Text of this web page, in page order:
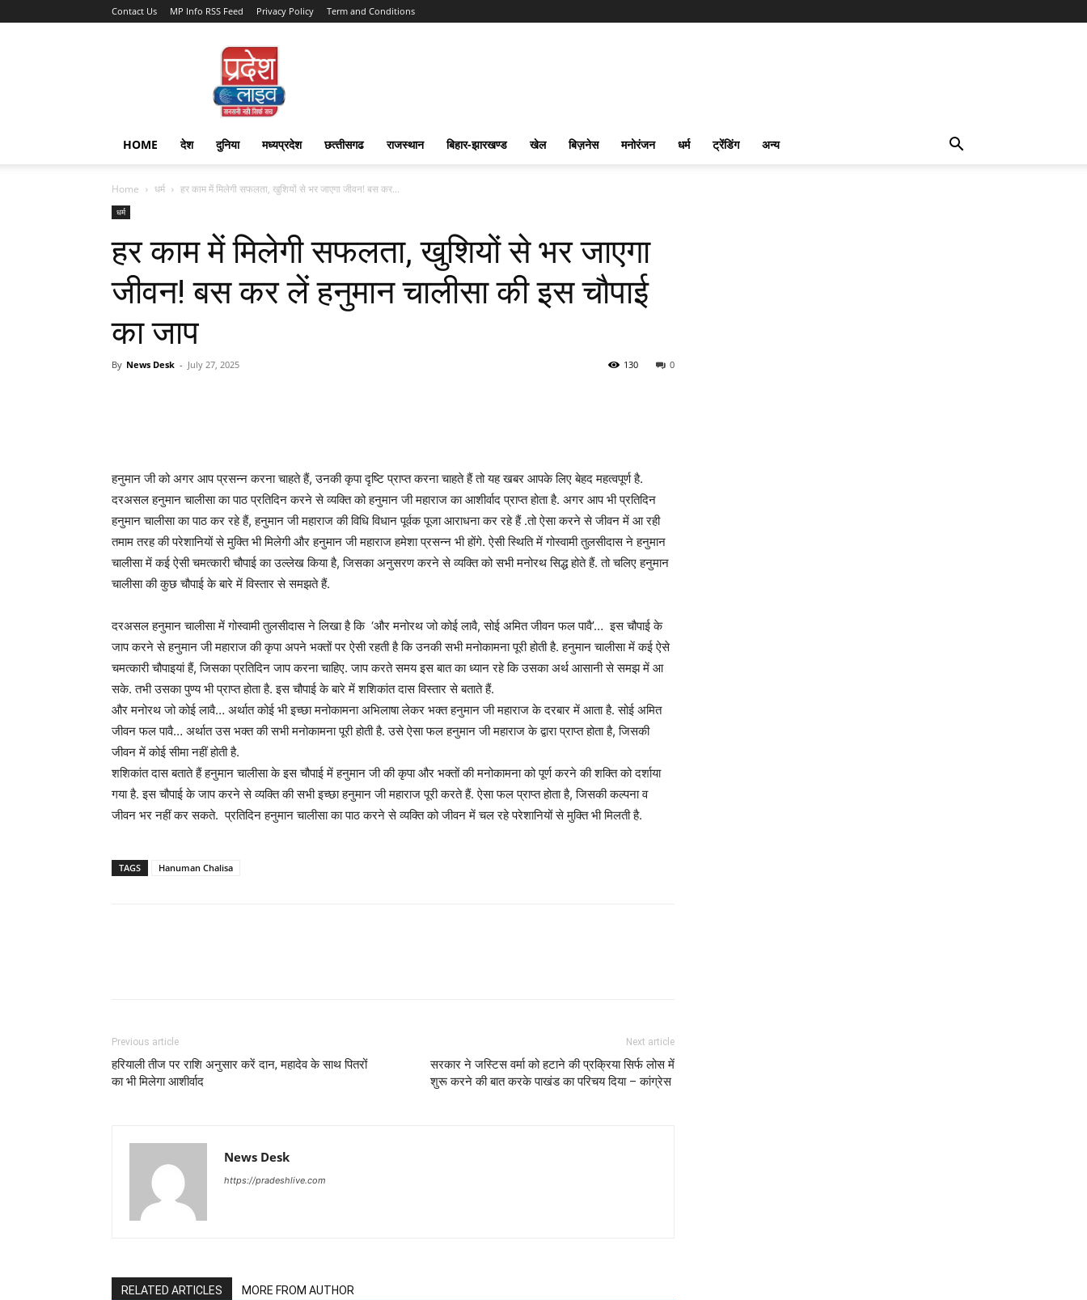
Contact Us MP Info RSS Feed Privacy Policy Term and Conditions
Pradesh
Live
HOME देश दुनिया मध्यप्रदेश छत्‍तीसगढ राजस्‍थान बिहार-झारखण्‍ड खेल बिज़नेस मनोरंजन धर्म ट्रेंडिंग अन्य
Home धर्म हर काम में मिलेगी सफलता, खुशियों से भर जाएगा जीवन! बस कर...
धर्म
हर काम में मिलेगी सफलता, खुशियों से भर जाएगा
जीवन! बस कर लें हनुमान चालीसा की इस चौपाई
का जाप
By News Desk - July 27, 2025 0
130
हनुमान जी को अगर आप प्रसन्न करना चाहते हैं, उनकी कृपा दृष्टि प्राप्त करना चाहते हैं तो यह खबर आपके लिए बेहद महत्वपूर्ण है.
दरअसल हनुमान चालीसा का पाठ प्रतिदिन करने से व्यक्ति को हनुमान जी महाराज का आशीर्वाद प्राप्त होता है. अगर आप भी प्रतिदिन
हनुमान चालीसा का पाठ कर रहे हैं, हनुमान जी महाराज की विधि विधान पूर्वक पूजा आराधना कर रहे हैं .तो ऐसा करने से जीवन में आ रही
तमाम तरह की परेशानियों से मुक्ति भी मिलेगी और हनुमान जी महाराज हमेशा प्रसन्न भी होंगे. ऐसी स्थिति में गोस्वामी तुलसीदास ने हनुमान
चालीसा में कई ऐसी चमत्कारी चौपाई का उल्लेख किया है, जिसका अनुसरण करने से व्यक्ति को सभी मनोरथ सिद्ध होते हैं. तो चलिए हनुमान
चालीसा की कुछ चौपाई के बारे में विस्तार से समझते हैं.
दरअसल हनुमान चालीसा में गोस्वामी तुलसीदास ने लिखा है कि ‘और मनोरथ जो कोई लावै, सोई अमित जीवन फल पावै’… इस चौपाई के
जाप करने से हनुमान जी महाराज की कृपा अपने भक्तों पर ऐसी रहती है कि उनकी सभी मनोकामना पूरी होती है. हनुमान चालीसा में कई ऐसे
चमत्कारी चौपाइयां हैं, जिसका प्रतिदिन जाप करना चाहिए. जाप करते समय इस बात का ध्यान रहे कि उसका अर्थ आसानी से समझ में आ
सके. तभी उसका पुण्य भी प्राप्त होता है. इस चौपाई के बारे में शशिकांत दास विस्तार से बताते हैं.
और मनोरथ जो कोई लावै… अर्थात कोई भी इच्छा मनोकामना अभिलाषा लेकर भक्त हनुमान जी महाराज के दरबार में आता है. सोई अमित
जीवन फल पावै… अर्थात उस भक्त की सभी मनोकामना पूरी होती है. उसे ऐसा फल हनुमान जी महाराज के द्वारा प्राप्त होता है, जिसकी
जीवन में कोई सीमा नहीं होती है.
शशिकांत दास बताते हैं हनुमान चालीसा के इस चौपाई में हनुमान जी की कृपा और भक्तों की मनोकामना को पूर्ण करने की शक्ति को दर्शाया
गया है. इस चौपाई के जाप करने से व्यक्ति की सभी इच्छा हनुमान जी महाराज पूरी करते हैं. ऐसा फल प्राप्त होता है, जिसकी कल्पना व
जीवन भर नहीं कर सकते. प्रतिदिन हनुमान चालीसा का पाठ करने से व्यक्ति को जीवन में चल रहे परेशानियों से मुक्ति भी मिलती है.
TAGS Hanuman Chalisa
Previous article
हरियाली तीज पर राशि अनुसार करें दान, महादेव के साथ पितरों
का भी मिलेगा आशीर्वाद
Next article
सरकार ने जस्टिस वर्मा को हटाने की प्रक्रिया सिर्फ लोस में
शुरू करने की बात करके पाखंड का परिचय दिया – कांग्रेस
News Desk
https://pradeshlive.com
RELATED ARTICLES MORE FROM AUTHOR